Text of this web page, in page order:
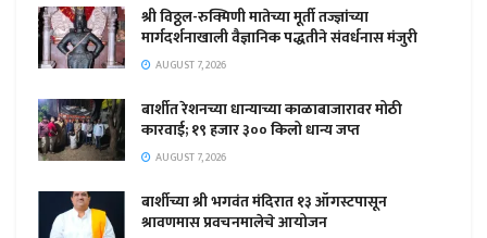
श्री विठ्ठल-रुक्मिणी मातेच्या मूर्ती तज्ज्ञांच्या
मार्गदर्शनाखाली वैज्ञानिक पद्धतीने संवर्धनास मंजुरी
AUGUST 7, 2026
बार्शीत रेशनच्या धान्याच्या काळाबाजारावर मोठी
कारवाई; १९ हजार ३०० किलो धान्य जप्त
AUGUST 7, 2026
बार्शीच्या श्री भगवंत मंदिरात १३ ऑगस्टपासून
श्रावणमास प्रवचनमालेचे आयोजन